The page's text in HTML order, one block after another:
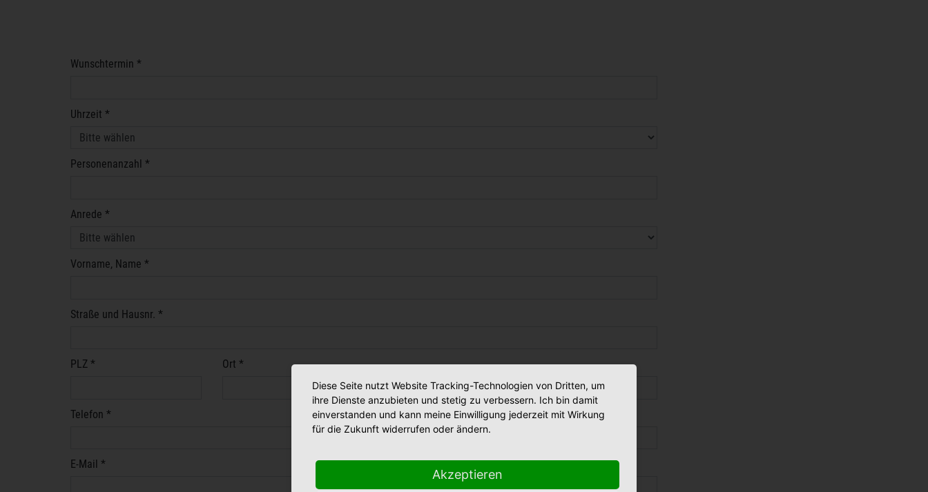
Wunschtermin *
Uhrzeit *
Personenanzahl *
Anrede *
Vorname, Name *
Straße und Hausnr. *
PLZ * Ort *
Telefon *
E-Mail *
Diese Seite nutzt Website Tracking-Technologien von Dritten, um
ihre Dienste anzubieten und stetig zu verbessern. Ich bin damit
einverstanden und kann meine Einwilligung jederzeit mit Wirkung
für die Zukunft widerrufen oder ändern.
Akzeptieren